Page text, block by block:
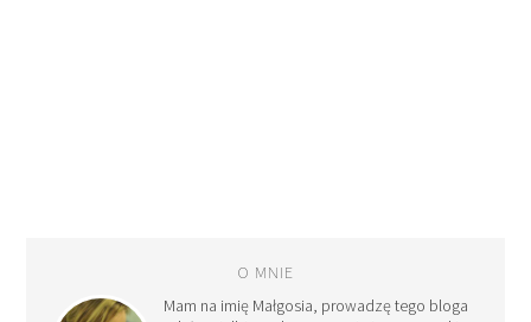
O MNIE
Mam na imię Małgosia, prowadzę tego bloga